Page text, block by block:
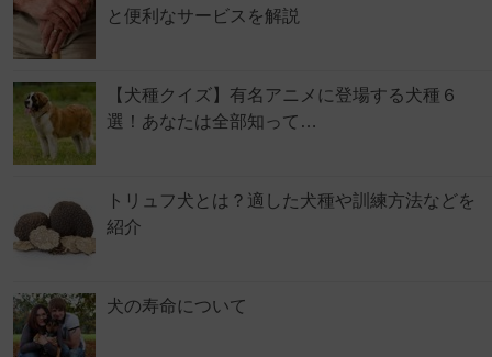
と便利なサービスを解説
【犬種クイズ】有名アニメに登場する犬種６
選！あなたは全部知って…
トリュフ犬とは？適した犬種や訓練方法などを
紹介
犬の寿命について